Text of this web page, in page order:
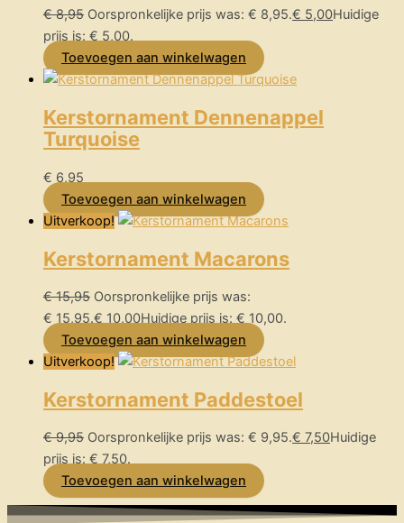
€8,95 Oorspronkelijke prijs was: € 8,95.€ 5,00Huidige
prijs is: € 5,00.
Toevoegen aan winkelwagen
Kerstornament Dennenappel
Turquoise
€ 6,95
Toevoegen aan winkelwagen
Uitverkoop!
Kerstornament Macarons
€15,95 Oorspronkelijke prijs was:
€ 15,95.€ 10,00Huidige prijs is: € 10,00.
Toevoegen aan winkelwagen
Uitverkoop!
Kerstornament Paddestoel
€9,95 Oorspronkelijke prijs was: € 9,95.€ 7,50Huidige
prijs is: € 7,50.
Toevoegen aan winkelwagen